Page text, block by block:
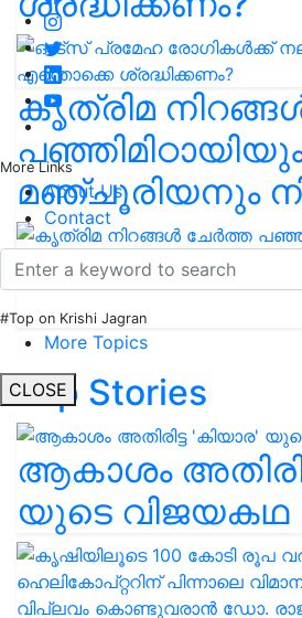
More Links
About Us
Contact
#Top on Krishi Jagran
More Topics
CLOSE
കൃത്രിമ
മഞ്ചൂരിയനും
Top Stories
ആകാശം
യുടെ വിജയകഥ